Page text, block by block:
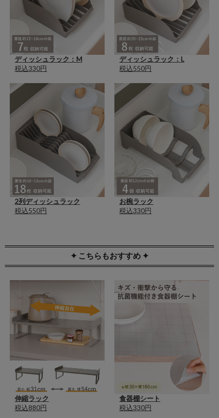
ディッシュラック：M
税込330円
ディッシュラック：L
税込550円
2列ディッシュラック
税込550円
お椀ラック
税込330円
✦ こちらもおすすめ ✦
伸縮ラック
税込880円
食器棚シート
税込330円